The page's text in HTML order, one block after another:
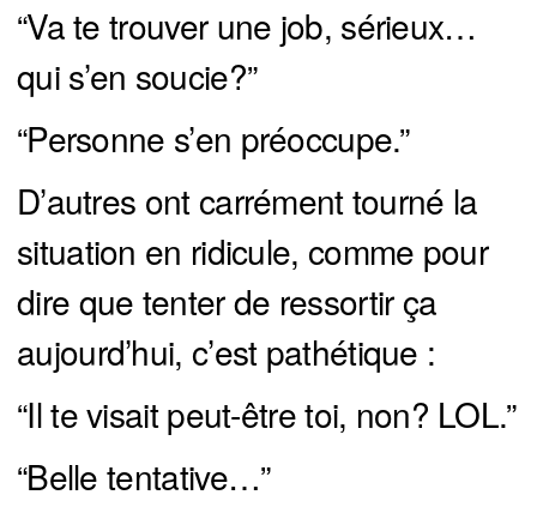
“Va te trouver une job, sérieux…
qui s’en soucie?”
“Personne s’en préoccupe.”
D’autres ont carrément tourné la
situation en ridicule, comme pour
dire que tenter de ressortir ça
aujourd’hui, c’est pathétique :
“Il te visait peut-être toi, non? LOL.”
“Belle tentative…”